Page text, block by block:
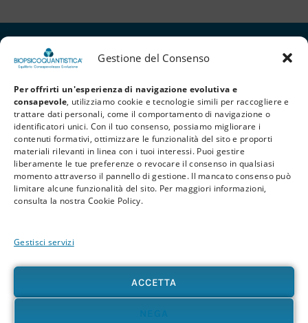
Gestione del Consenso
Per offrirti un'esperienza di navigazione evolutiva e
consapevole, utilizziamo cookie e tecnologie simili per raccogliere e
trattare dati personali, come il comportamento di navigazione o
identificatori unici. Con il tuo consenso, possiamo migliorare i
contenuti formativi, ottimizzare le funzionalità del sito e proporti
materiali rilevanti in linea con i tuoi interessi. Puoi gestire
liberamente le tue preferenze o revocare il consenso in qualsiasi
momento attraverso il pannello di gestione. Il mancato consenso può
limitare alcune funzionalità del sito. Per maggiori informazioni,
consulta la nostra Cookie Policy.
Gestisci servizi
ACCETTA
NEGA
Privacy Policy Cookie Policy Termini e Condizioni
© 2026 BioPsicoQuantistica® – Tutti i diritti riservati. Powered byAthena
Company
divulgativi associati alla BioPsicoQuantistica®, non sostituiscono in alcun modo
consulenze, diagnosi o trattamenti medici e psicologici. In presenza di patologie o disturbi
di qualunque natura – fisica, psicologica o emotiva – si raccomanda sempre di rivolgersi al
proprio medico o a un professionista sanitario qualificato. L’utente è pienamente